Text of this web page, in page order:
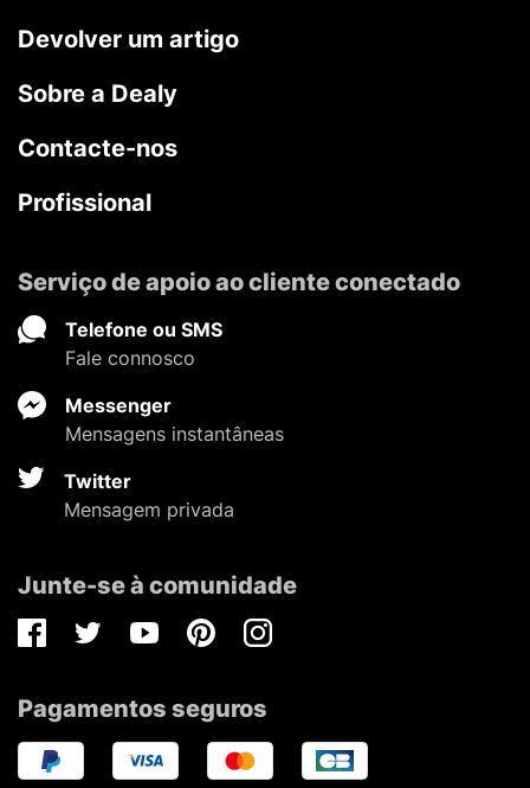
Devolver um artigo
Sobre a Dealy
Contacte-nos
Profissional
Serviço de apoio ao cliente conectado
Telefone ou SMS
Fale connosco
Messenger
Mensagens instantâneas
Twitter
Mensagem privada
Junte-se à comunidade
FacebookTwitterYoutubePinterestInstagram
Pagamentos seguros